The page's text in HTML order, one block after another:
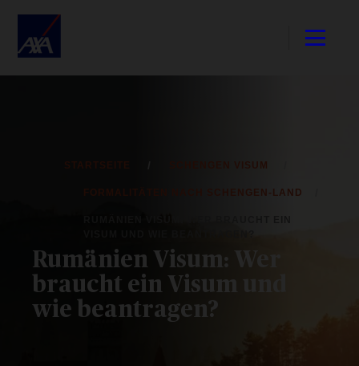
SCHENGEN VISUM
FORMALITÄTEN NACH SCHENGEN-LAND
Rumänien Visum: Wer
braucht ein Visum und
wie beantragen?